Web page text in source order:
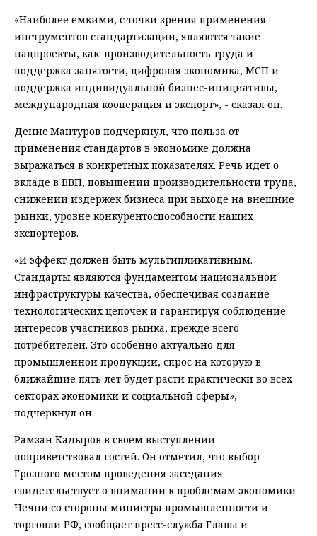
«Наиболее емкими, с точки зрения применения
инструментов стандартизации, являются такие
нацпроекты, как: производительность труда и
поддержка занятости, цифровая экономика, МСП и
поддержка индивидуальной бизнес-инициативы,
международная кооперация и экспорт», - сказал он.
Денис Мантуров подчеркнул, что польза от
применения стандартов в экономике должна
выражаться в конкретных показателях. Речь идет о
вкладе в ВВП, повышении производительности труда,
снижении издержек бизнеса при выходе на внешние
рынки, уровне конкурентоспособности наших
экспортеров.
«И эффект должен быть мультипликативным.
Стандарты являются фундаментом национальной
инфраструктуры качества, обеспечивая создание
технологических цепочек и гарантируя соблюдение
интересов участников рынка, прежде всего
потребителей. Это особенно актуально для
промышленной продукции, спрос на которую в
ближайшие пять лет будет расти практически во всех
секторах экономики и социальной сферы», -
подчеркнул он.
Рамзан Кадыров в своем выступлении
поприветствовал гостей. Он отметил, что выбор
Грозного местом проведения заседания
свидетельствует о внимании к проблемам экономики
Чечни со стороны министра промышленности и
торговли РФ, сообщает пресс-служба Главы и